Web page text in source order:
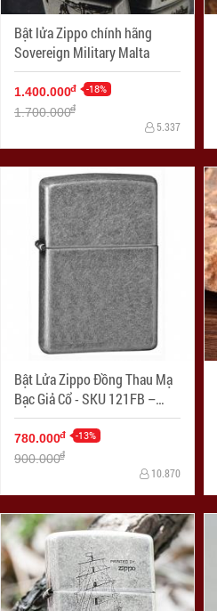
Bật lửa Zippo chính hãng
Sovereign Military Malta
1.400.000đ -18%
1.700.000đ
5.337
Bật Lửa Zippo Đồng Thau Mạ
Bạc Giả Cổ - SKU 121FB –
Zippo Antique Silver Plate
780.000đ -13%
900.000đ
10.870